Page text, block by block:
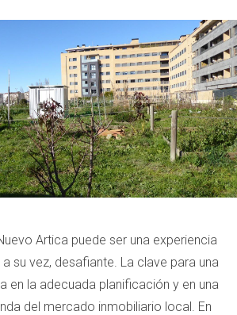
Artica puede ser una experiencia
su vez, desafiante. La clave para una
en la adecuada planificación y en una
del mercado inmobiliario local. En